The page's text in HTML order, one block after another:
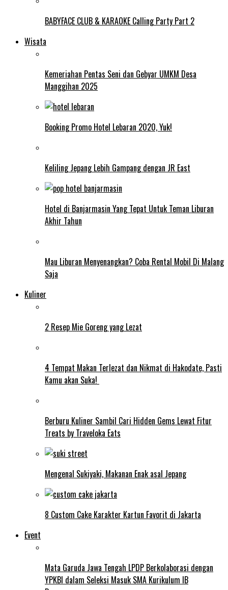
BABYFACE CLUB & KARAOKE Calling Party Part 2
Wisata
Kemeriahan Pentas Seni dan Gebyar UMKM Desa
Manggihan 2025
Booking Promo Hotel Lebaran 2020, Yuk!
Keliling Jepang Lebih Gampang dengan JR East
Hotel di Banjarmasin Yang Tepat Untuk Teman Liburan
Akhir Tahun
Mau Liburan Menyenangkan? Coba Rental Mobil Di Malang
Saja
Kuliner
2 Resep Mie Goreng yang Lezat
4 Tempat Makan Terlezat dan Nikmat di Hakodate, Pasti
Kamu akan Suka!
Berburu Kuliner Sambil Cari Hidden Gems Lewat Fitur
Treats by Traveloka Eats
Mengenal Sukiyaki, Makanan Enak asal Jepang
8 Custom Cake Karakter Kartun Favorit di Jakarta
Event
Mata Garuda Jawa Tengah LPDP Berkolaborasi dengan
YPKBI dalam Seleksi Masuk SMA Kurikulum IB